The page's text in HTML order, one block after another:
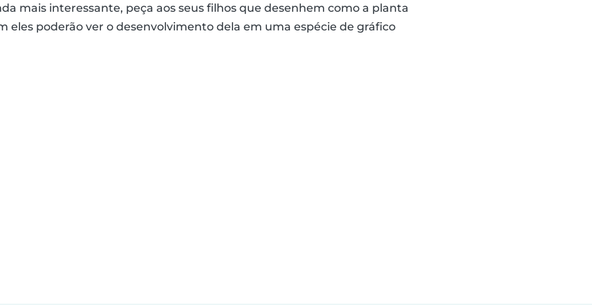
mais interessante, peça aos seus filhos que desenhem como a planta
eles poderão ver o desenvolvimento dela em uma espécie de gráfico